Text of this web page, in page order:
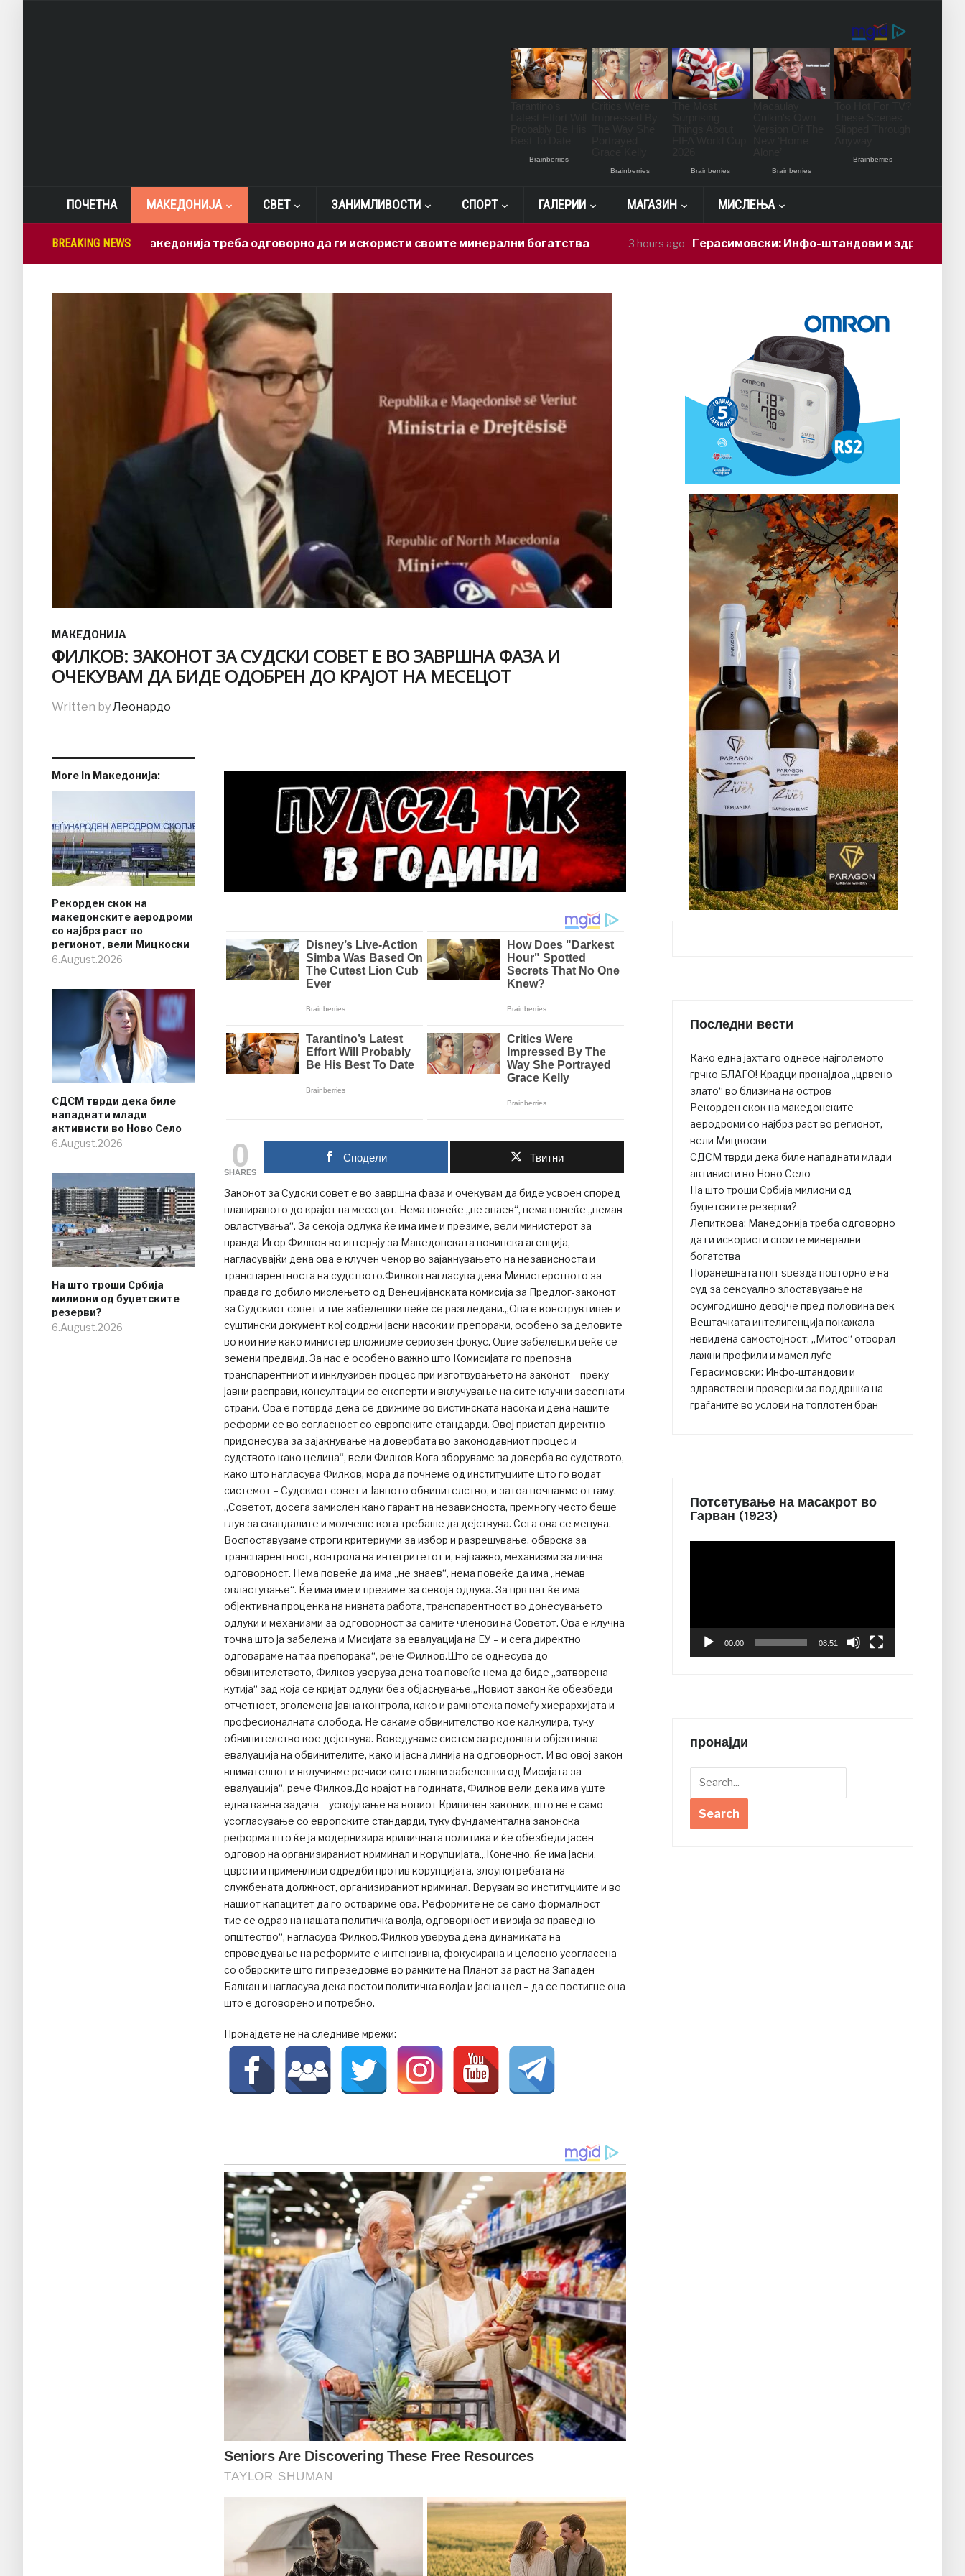
ПОЧЕТНА МАКЕДОНИЈА СВЕТ ЗАНИМЛИВОСТИ СПОРТ ГАЛЕРИИ МАГАЗИН МИСЛЕЊА
BREAKING NEWS
Лепиткова: Македонија треба одговорно да ги искористи своите минерални богатства 3 hours ago Герасимовски: Инфо-штандови и здравствени
МАКЕДОНИЈА
ФИЛКОВ: ЗАКОНОТ ЗА СУДСКИ СОВЕТ Е ВО ЗАВРШНА ФАЗА И
ОЧЕКУВАМ ДА БИДЕ ОДОБРЕН ДО КРАЈОТ НА МЕСЕЦОТ
Written byЛеонардо
More in Македонија:
Рекорден скок на
македонските аеродроми
со најбрз раст во
регионот, вели Мицкоски
6.August.2026
СДСМ тврди дека биле
нападнати млади
активисти во Ново Село
6.August.2026
На што троши Србија
милиони од буџетските
резерви?
6.August.2026
0
SHARES
Сподели Твитни
Законот за Судски совет е во завршна фаза и очекувам да биде усвоен според
планираното до крајот на месецот. Нема повеќе „не знаев“, нема повеќе „немав
овластувања“. За секоја одлука ќе има име и презиме, вели министерот за
правда Игор Филков во интервју за Македонската новинска агенција,
нагласувајќи дека ова е клучен чекор во зајакнувањето на независноста и
транспарентноста на судството.Филков нагласува дека Министерството за
правда го добило мислењето од Венецијанската комисија за Предлог-законот
за Судскиот совет и тие забелешки веќе се разгледани.„Ова е конструктивен и
суштински документ кој содржи јасни насоки и препораки, особено за деловите
во кои ние како министер вложивме сериозен фокус. Овие забелешки веќе се
земени предвид. За нас е особено важно што Комисијата го препозна
транспарентниот и инклузивен процес при изготвувањето на законот – преку
јавни расправи, консултации со експерти и вклучување на сите клучни засегнати
страни. Ова е потврда дека се движиме во вистинската насока и дека нашите
реформи се во согласност со европските стандарди. Овој пристап директно
придонесува за зајакнување на довербата во законодавниот процес и
судството како целина“, вели Филков.Кога зборуваме за доверба во судството,
како што нагласува Филков, мора да почнеме од институциите што го водат
системот – Судскиот совет и Јавното обвинителство, и затоа почнавме оттаму.
„Советот, досега замислен како гарант на независноста, премногу често беше
глув за скандалите и молчеше кога требаше да дејствува. Сега ова се менува.
Воспоставуваме строги критериуми за избор и разрешување, обврска за
транспарентност, контрола на интегритетот и, најважно, механизми за лична
одговорност. Нема повеќе да има „не знаев“, нема повеќе да има „немав
овластување“. Ќе има име и презиме за секоја одлука. За прв пат ќе има
објективна проценка на нивната работа, транспарентност во донесувањето
одлуки и механизми за одговорност за самите членови на Советот. Ова е клучна
точка што ја забележа и Мисијата за евалуација на ЕУ – и сега директно
одговараме на таа препорака“, рече Филков.Што се однесува до
обвинителството, Филков уверува дека тоа повеќе нема да биде „затворена
кутија“ зад која се кријат одлуки без објаснување.„Новиот закон ќе обезбеди
отчетност, зголемена јавна контрола, како и рамнотежа помеѓу хиерархијата и
професионалната слобода. Не сакаме обвинителство кое калкулира, туку
обвинителство кое дејствува. Воведуваме систем за редовна и објективна
евалуација на обвинителите, како и јасна линија на одговорност. И во овој закон
внимателно ги вклучивме речиси сите главни забелешки од Мисијата за
евалуација“, рече Филков.До крајот на годината, Филков вели дека има уште
една важна задача – усвојување на новиот Кривичен законик, што не е само
усогласување со европските стандарди, туку фундаментална законска
реформа што ќе ја модернизира кривичната политика и ќе обезбеди јасен
одговор на организираниот криминал и корупцијата.„Конечно, ќе има јасни,
цврсти и применливи одредби против корупцијата, злоупотребата на
службената должност, организираниот криминал. Верувам во институциите и во
нашиот капацитет да го оствариме ова. Реформите не се само формалност –
тие се одраз на нашата политичка волја, одговорност и визија за праведно
општество“, нагласува Филков.Филков уверува дека динамиката на
спроведување на реформите е интензивна, фокусирана и целосно усогласена
со обврските што ги презедовме во рамките на Планот за раст на Западен
Балкан и нагласува дека постои политичка волја и јасна цел – да се постигне она
што е договорено и потребно.
Пронајдете не на следниве мрежи:
Последни вести
Како една јахта го однесе најголемото
грчко БЛАГО! Крадци пронајдоа „црвено
злато“ во близина на остров
Рекорден скок на македонските
аеродроми со најбрз раст во регионот,
вели Мицкоски
СДСМ тврди дека биле нападнати млади
активисти во Ново Село
На што троши Србија милиони од
буџетските резерви?
Лепиткова: Македонија треба одговорно
да ги искористи своите минерални
богатства
Поранешната поп-ѕвезда повторно е на
суд за сексуално злоставување на
осумгодишно девојче пред половина век
Вештачката интелигенција покажала
невидена самостојност: „Митос“ отворал
лажни профили и мамел луѓе
Герасимовски: Инфо-штандови и
здравствени проверки за поддршка на
граѓаните во услови на топлотен бран
Потсетување на масакрот во
Гарван (1923)
00:00 08:51
пронајди